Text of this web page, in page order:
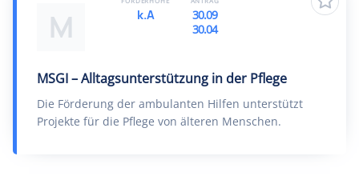
M
MSGI – Alltagsunterstützung in der Pflege
Die Förderung der ambulanten Hilfen unterstützt
Projekte für die Pflege von älteren Menschen.
k.A
30.09
30.04